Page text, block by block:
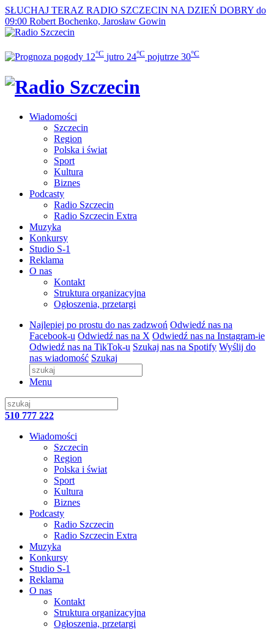
SŁUCHAJ TERAZ RADIO SZCZECIN NA DZIEŃ DOBRY do
09:00 Robert Bochenko, Jarosław Gowin
12°C jutro 24°C pojutrze 30°C
Wiadomości
Szczecin
Region
Polska i świat
Sport
Kultura
Biznes
Podcasty
Radio Szczecin
Radio Szczecin Extra
Muzyka
Konkursy
Studio S-1
Reklama
O nas
Kontakt
Struktura organizacyjna
Ogłoszenia, przetargi
Najlepiej po prostu do nas zadzwoń Odwiedź nas na
Facebook-u Odwiedź nas na X Odwiedź nas na Instagram-ie
Odwiedź nas na TikTok-u Szukaj nas na Spotify Wyślij do
nas wiadomość Szukaj
Menu
510 777 222
Wiadomości
Szczecin
Region
Polska i świat
Sport
Kultura
Biznes
Podcasty
Radio Szczecin
Radio Szczecin Extra
Muzyka
Konkursy
Studio S-1
Reklama
O nas
Kontakt
Struktura organizacyjna
Ogłoszenia, przetargi